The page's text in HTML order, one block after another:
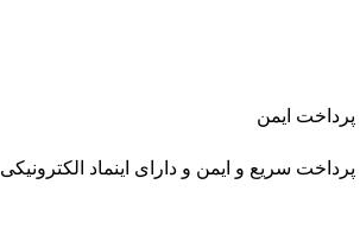
پرداخت ایمن
پرداخت سریع و ایمن و دارای اینماد الکترونیکی